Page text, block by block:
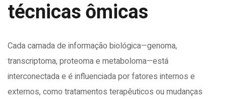
técnicas ômicas
Cada camada de informação biológica—genoma,
transcriptoma, proteoma e metaboloma—está
interconectada e é influenciada por fatores internos e
externos, como tratamentos terapêuticos ou mudanças